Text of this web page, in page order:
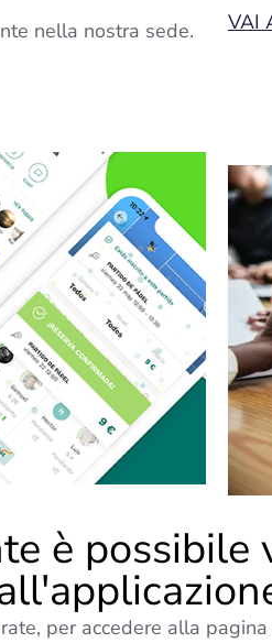
nella nostra sede.
VAI
è possibile
per accedere alla